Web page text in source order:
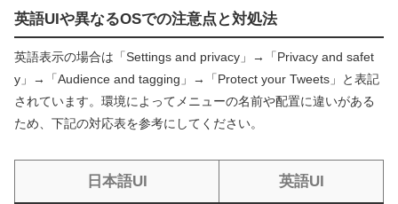
英語UIや異なるOSでの注意点と対処法
英語表示の場合は「Settings and privacy」→「Privacy and safet
y」→「Audience and tagging」→「Protect your Tweets」と表記
されています。環境によってメニューの名前や配置に違いがある
ため、下記の対応表を参考にしてください。
日本語UI 英語UI